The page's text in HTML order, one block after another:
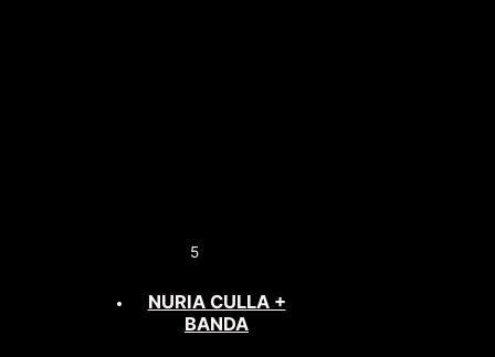
5
NURIA CULLA +
BANDA